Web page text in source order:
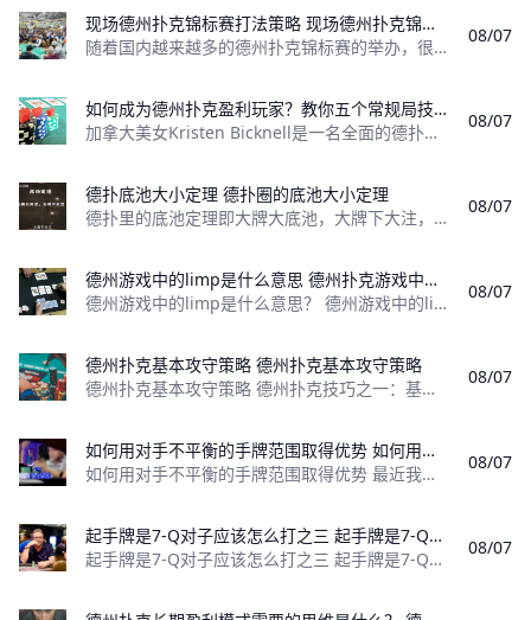
现场德州扑克锦标赛打法策略 现场德州扑克锦标赛打法策略
随着国内越来越多的德州扑克锦标赛的举办，很多热爱德州扑克优秀的玩家们也都投身到现场锦标赛中去一试身手。但是，在高手如云的赛场上，要如何才能成
08/07
如何成为德州扑克盈利玩家？教你五个常规局技巧 如何成为德州扑克盈利玩家？教你五个常规局技巧
加拿大美女Kristen Bicknell是一名全面的德扑牌手，她不仅征服了线上常规局，也在德扑俱乐部锦标赛中取得了辉煌成就，目前职业生涯锦标
08/07
德扑底池大小定理 德扑圈的底池大小定理
德扑里的底池定理即大牌大底池，大牌下大注，下面就跟大家讲解下底池定理的详细介绍与玩法！ 一般来说，应该强牌下注，中等牌过牌，弱牌弃牌或者诈唬。
08/07
德州游戏中的limp是什么意思 德州扑克游戏中的limp是什么意思？
德州游戏中的limp是什么意思？ 德州游戏中的limp是什么意思？ 通俗的说，就是自己的牌力不强，但翻牌圈之前又没人加注，所以我想跟注进去看看翻
08/07
德州扑克基本攻守策略 德州扑克基本攻守策略
德州扑克基本攻守策略 德州扑克技巧之一：基本攻守策略 德州扑克的规则简单，要做一个高手却是不简单。作为一个德扑高手，应该集运气、与玩家斗智斗勇的
08/07
如何用对手不平衡的手牌范围取得优势 如何用对手不平衡的手牌范围取得优势？
如何用对手不平衡的手牌范围取得优势 最近我在一场低额买入锦标赛的早期遇到一手牌。当时的盲注级别为50/100,我有11640的筹码量，我对之后
08/07
起手牌是7-Q对子应该怎么打之三 起手牌是7-Q对子应该怎么打？
起手牌是7-Q对子应该怎么打之三 起手牌是7-Q对子应该怎么打之一：https://www.moshike.com/a/581.html 4 翻牌
08/07